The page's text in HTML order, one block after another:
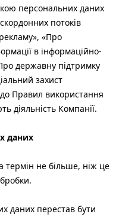
персональних даних
потоків
«Про
в інформаційно-
державну підтримку
захист
до Правил використання
діяльність Компанії.
даних
термін не більше, ніж це
даних перестав бути